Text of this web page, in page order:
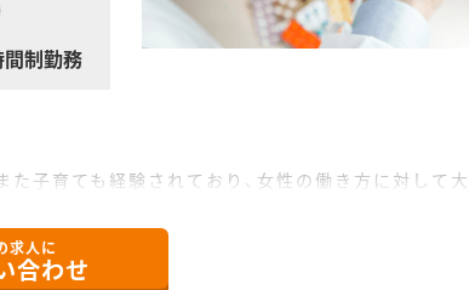
制勤務
子育ても経験されており、女性の働き方に対して大
献することを基本理念とされており、会社の利益よ
目標に運営をおこなっている法人です。
に新規出店をおこないますので、医師との協力関係
求人に
合わせ